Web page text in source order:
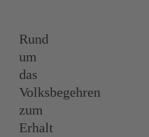
Rund
um
das
Volksbegehren
zum
Erhalt